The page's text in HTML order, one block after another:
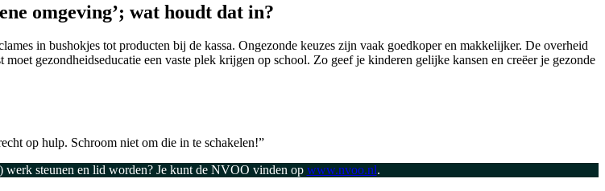
omgeving’; wat houdt dat in?
in bushokjes tot producten bij de kassa. Ongezonde keuzes zijn vaak goedkoper en makkelijker. De overheid
gezondheidseducatie een vaste plek krijgen op school. Zo geef je kinderen gelijke kansen en creëer je gezonde
op hulp. Schroom niet om die in te schakelen!”
steunen en lid worden? Je kunt de NVOO vinden op www.nvoo.nl.